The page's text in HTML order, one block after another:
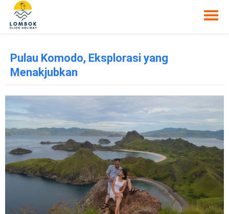
Pulau Komodo, Eksplorasi yang
Menakjubkan